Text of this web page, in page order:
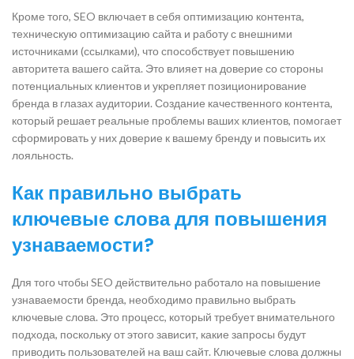
Кроме того, SEO включает в себя оптимизацию контента,
техническую оптимизацию сайта и работу с внешними
источниками (ссылками), что способствует повышению
авторитета вашего сайта. Это влияет на доверие со стороны
потенциальных клиентов и укрепляет позиционирование
бренда в глазах аудитории. Создание качественного контента,
который решает реальные проблемы ваших клиентов, помогает
сформировать у них доверие к вашему бренду и повысить их
лояльность.
Как правильно выбрать
ключевые слова для повышения
узнаваемости?
Для того чтобы SEO действительно работало на повышение
узнаваемости бренда, необходимо правильно выбрать
ключевые слова. Это процесс, который требует внимательного
подхода, поскольку от этого зависит, какие запросы будут
приводить пользователей на ваш сайт. Ключевые слова должны